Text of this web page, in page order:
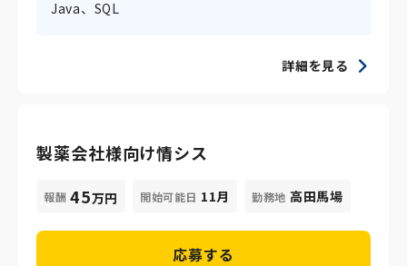
Java、SQL
詳細を見る
製薬会社様向け情シス
報酬 45万円 開始可能日 11月 勤務地 高田馬場
応募する